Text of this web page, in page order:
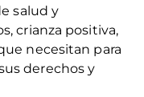
salud y
crianza positiva,
necesitan para
derechos y